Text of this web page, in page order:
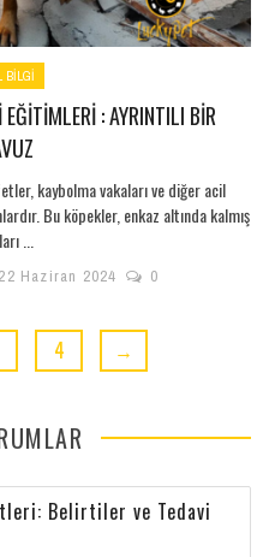
BILGI
: AYRINTILI BIR
kaybolma vakaları ve diğer acil
Bu köpekler, enkaz altında kalmış
...
22 Haziran 2024 0
4 →
Belirtiler ve Tedavi